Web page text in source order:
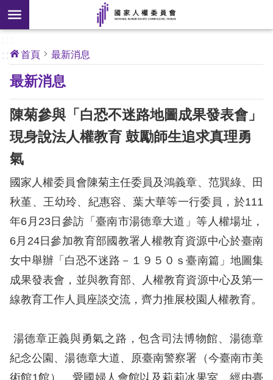
前往主要內容區塊
搜
尋
開
新
]
核
心
人
權
公
約
關
於
本
會
最
新
消
息
業
務
:::
首頁 最新消息
最新消息
陳菊參與「白恐不迷路地圖成果發表會」
現身說法人權教育 鼓勵師生追求真理勇
氣
國家人權委員會陳菊主任委員及鴻義章、范巽綠、田
秋堇、王幼玲、紀惠容、葉大華等一行委員，於111
年6月23日參訪「臺南市湯德章大道」等人權場址，
6月24日參加教育部國教署人權教育資源中心於臺南
女中舉辦「白恐不迷路－１９５０ｓ臺南篇」地圖集
成果發表會，並與教育部、人權教育資源中心及第一
線教育工作人員座談交流，齊力推展校園人權教育。
湯德章正義與勇氣之路，包含司法博物館、湯德章
紀念公園、湯德章大道、原臺南警察署（今臺南市美
術館1館）、愛國婦人會館以及莉莉冰果室，經由臺